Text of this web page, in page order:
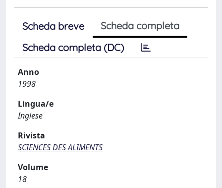
Scheda breve
Scheda completa
Scheda completa (DC)
Anno
1998
Lingua/e
Inglese
Rivista
SCIENCES DES ALIMENTS
Volume
18